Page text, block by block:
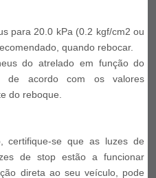
para 20.0 kPa (0.2 kgf/cm2 ou
quando rebocar.
do atrelado em função do
de acordo com os valores
do reboque.
certifique-se que as luzes de
de stop estão a funcionar
direta ao seu veículo, pode